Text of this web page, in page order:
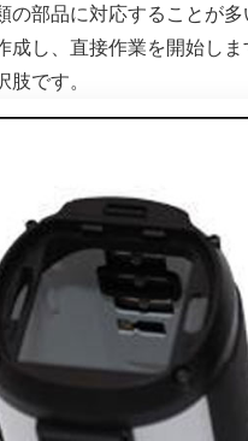
の部品に対応することが
成し、直接作業を開始し
です。